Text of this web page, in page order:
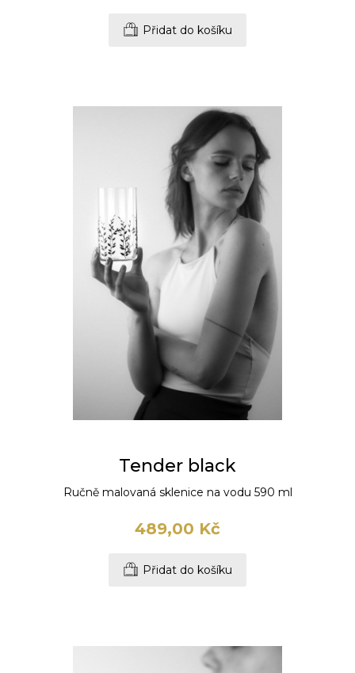
Přidat do košíku
Tender black
Ručně malovaná sklenice na vodu 590 ml
489,00 Kč
Přidat do košíku